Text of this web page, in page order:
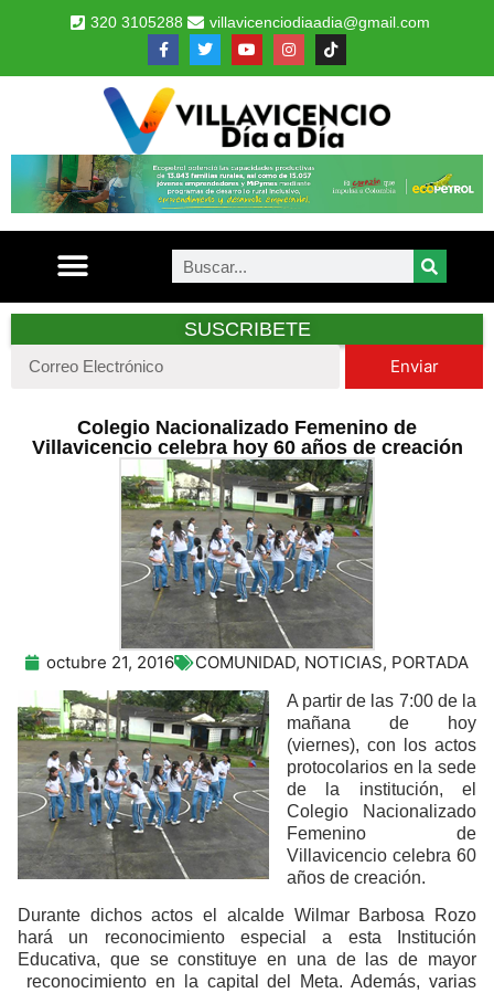
320 3105288 villavicenciodiaadia@gmail.com
SUSCRIBETE
Enviar
Colegio Nacionalizado Femenino de
Villavicencio celebra hoy 60 años de creación
octubre 21, 2016 COMUNIDAD, NOTICIAS, PORTADA
A partir de las 7:00 de la
mañana de hoy
(viernes), con los actos
protocolarios en la sede
de la institución, el
Colegio Nacionalizado
Femenino de
Villavicencio celebra 60
años de creación.
Durante dichos actos el alcalde Wilmar Barbosa Rozo
hará un reconocimiento especial a esta Institución
Educativa, que se constituye en una de las de mayor
reconocimiento en la capital del Meta. Además, varias